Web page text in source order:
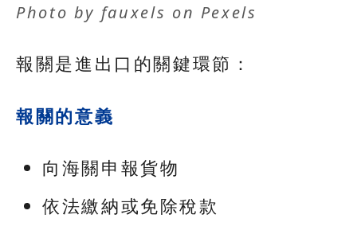
Photo by fauxels on Pexels
報關是進出口的關鍵環節：
報關的意義
向海關申報貨物
依法繳納或免除稅款